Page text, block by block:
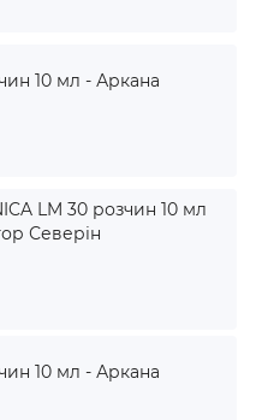
10 мл - Аркана
LM 30 розчин 10 мл
Северін
10 мл - Аркана